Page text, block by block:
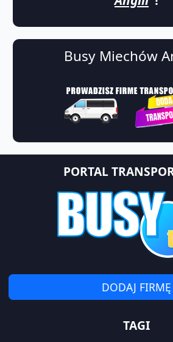
Busy Miechów
PORTAL
DODAJ FIRMĘ
TAGI